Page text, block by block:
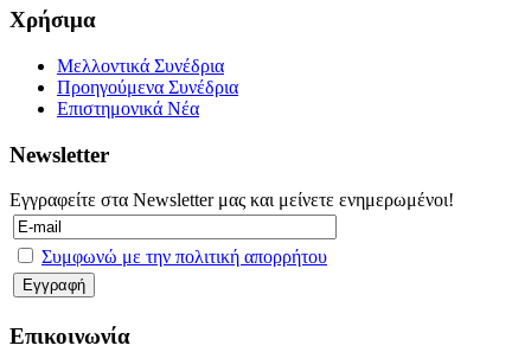
Χρήσιμα
Μελλοντικά Συνέδρια
Προηγούμενα Συνέδρια
Επιστημονικά Νέα
Newsletter
Εγγραφείτε στα Newsletter μας και μείνετε ενημερωμένοι!
Συμφωνώ με την πολιτική απορρήτου
Επικοινωνία